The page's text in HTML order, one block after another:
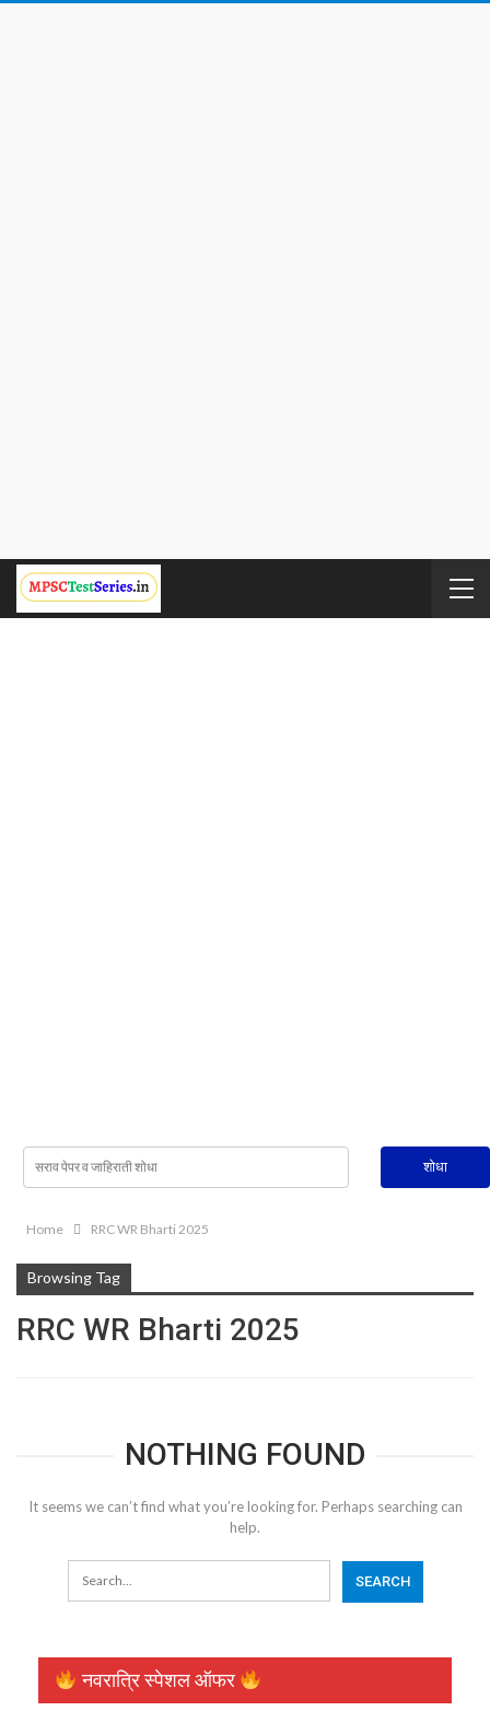
Home RRC WR Bharti 2025
Browsing Tag
RRC WR Bharti 2025
NOTHING FOUND
It seems we can’t find what you’re looking for. Perhaps searching can
help.
नवरात्रि स्पेशल ऑफर